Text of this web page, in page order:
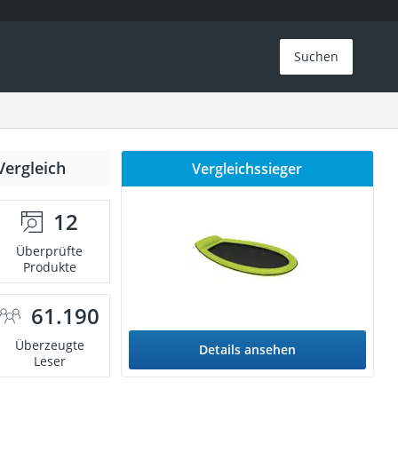
Suchen
12
Überprüfte
Produkte
61.190
Überzeugte
Leser
Vergleichssieger
Details ansehen